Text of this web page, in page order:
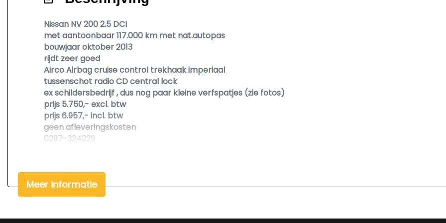
Nissan NV 200 2.5 DCI
met aantoonbaar 117.000 km met nat.autopas
bouwjaar oktober 2013
rijdt zeer goed
Airco Airbag cruise control trekhaak imperiaal
tussenschot radio CD central lock
ex schildersbedrijf , dus nog paar kleine verfspatjes (zie fotos)
prijs 5.750,- excl. btw
prijs 6.957,- incl. btw
geen afleveringskosten
0297-324229
aarbergerweg 2 b
1435CB Rijsenhout
ontleend aan de verstrekte informatie in de advertentie. Vertrouw niet alleen op deze informatie
Meer informatie